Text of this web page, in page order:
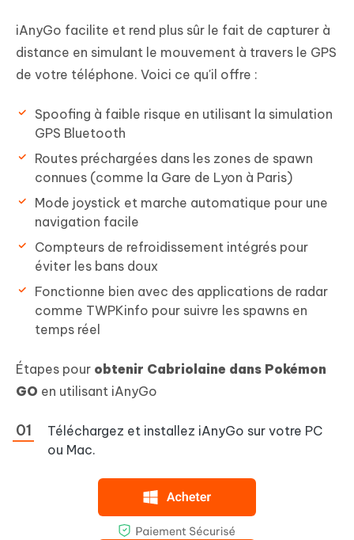
iAnyGo facilite et rend plus sûr le fait de capturer à
distance en simulant le mouvement à travers le GPS
de votre téléphone. Voici ce qu'il offre :
Spoofing à faible risque en utilisant la simulation
GPS Bluetooth
Routes préchargées dans les zones de spawn
connues (comme la Gare de Lyon à Paris)
Mode joystick et marche automatique pour une
navigation facile
Compteurs de refroidissement intégrés pour
éviter les bans doux
Fonctionne bien avec des applications de radar
comme TWPKinfo pour suivre les spawns en
temps réel
Étapes pour obtenir Cabriolaine dans Pokémon
GO en utilisant iAnyGo
Téléchargez et installez iAnyGo sur votre PC
ou Mac.